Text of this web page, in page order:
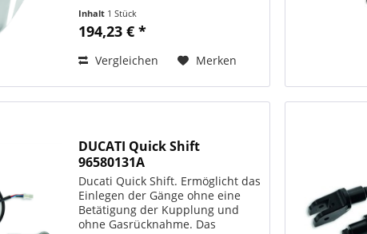
PERFORMANCE Art.-Nr.:
97180461A
Inhalt 1 Stück
194,23 € *
Vergleichen Merken
DUCATI Quick Shift
96580131A
Ducati Quick Shift. Ermöglicht das
Einlegen der Gänge ohne eine
Betätigung der Kupplung und
ohne Gasrücknahme. Das